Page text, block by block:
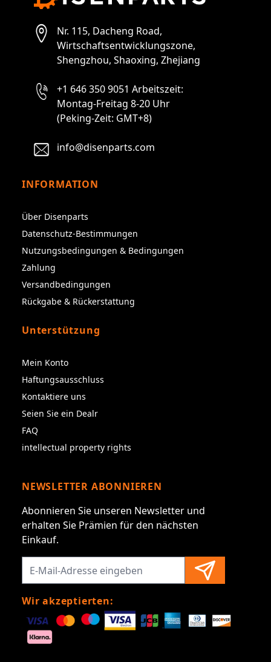
Nr. 115, Dacheng Road,
Wirtschaftsentwicklungszone,
Shengzhou, Shaoxing, Zhejiang
+1 646 350 9051 Arbeitszeit:
Montag-Freitag 8-20 Uhr
(Peking-Zeit: GMT+8)
info@disenparts.com
INFORMATION
Über Disenparts
Datenschutz-Bestimmungen
Nutzungsbedingungen & Bedingungen
Zahlung
Versandbedingungen
Rückgabe & Rückerstattung
Unterstützung
Mein Konto
Haftungsausschluss
Kontaktiere uns
Seien Sie ein Dealr
FAQ
intellectual property rights
NEWSLETTER ABONNIEREN
Abonnieren Sie unseren Newsletter und
erhalten Sie Prämien für den nächsten
Einkauf.
Wir akzeptierten: